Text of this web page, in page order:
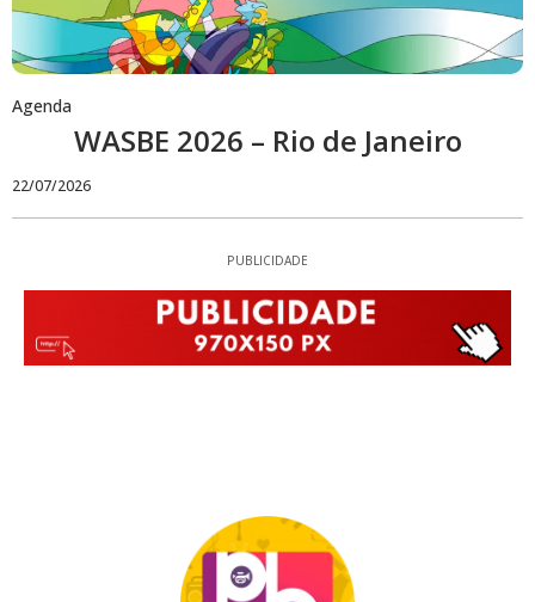
Agenda
WASBE 2026 – Rio de Janeiro
22/07/2026
PUBLICIDADE